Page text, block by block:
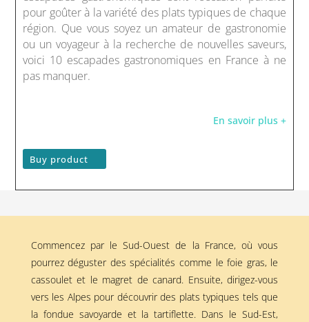
pour goûter à la variété des plats typiques de chaque
région. Que vous soyez un amateur de gastronomie
ou un voyageur à la recherche de nouvelles saveurs,
voici 10 escapades gastronomiques en France à ne
pas manquer.
En savoir plus +
Buy product
Commencez par le Sud-Ouest de la France, où vous
pourrez déguster des spécialités comme le foie gras, le
cassoulet et le magret de canard. Ensuite, dirigez-vous
vers les Alpes pour découvrir des plats typiques tels que
la fondue savoyarde et la tartiflette. Dans le Sud-Est,